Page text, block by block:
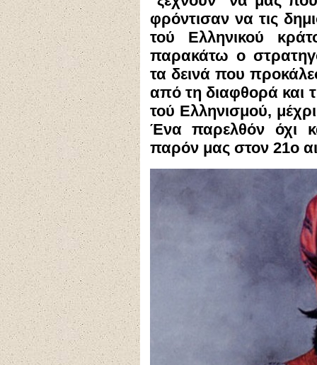
φρόντισαν να τις
τού Ελληνικού
παρακάτω ο
τα δεινά που
από τη διαφθορά και
τού Ελληνισμού,
Ένα παρελθόν όχι
παρόν μας στον 21ο